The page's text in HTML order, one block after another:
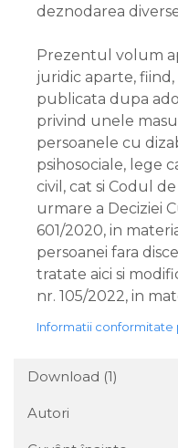
deznodarea
Prezentul volum
juridic aparte,
publicata dupa
privind unele
persoanele cu
psihosociale, lege
civil, cat si Codul
urmare a Deciziei
601/2020, in
persoanei fara
tratate aici si
nr. 105/2022, in
Informatii conformitate
Download (1)
Autori